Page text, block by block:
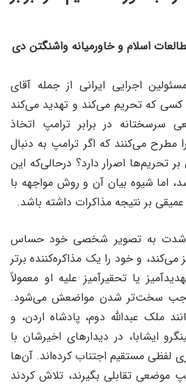
اسلام و خاورمیانه واشنگتن دی
اجرایی ایرانی از جمله آقای
کسی که تحریم می‌کند و تهدید می‌کند
سرسختانه در برابر ترامپ اتخاذ
مطرح می‌کنند که اگر ترامپ به دنبال
تحریم‌ها اصرار دارد؟ درحالی‌که این
اما شیوه بیان آن و روش مواجهه با
بر نتیجه مذاکرات داشته باشد.
به تصویر شخصی خود حساس
و خود را یک مذاکره‌کننده برتر
یا تحقیرآمیز علیه او معمولاً
سخت‌تر شدن مواضعش می‌شود.
ملک عبدالله دوم، پادشاه اردن، و
ایشابا، در دیدارهای اخیرشان با
لفظی مستقیم اجتناب کرده‌اند. آن‌ها
موضعی تقابلی بگیرند، تلاش کردند